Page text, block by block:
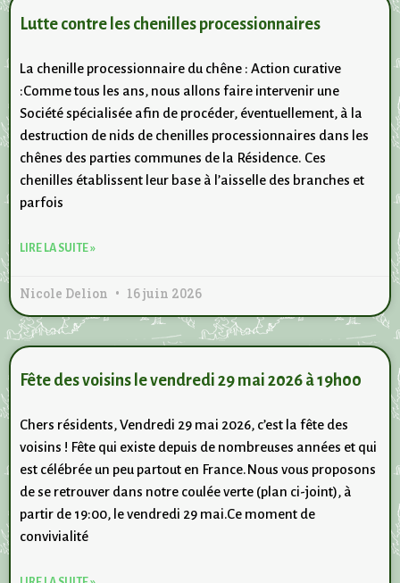
Lutte contre les chenilles processionnaires
La chenille processionnaire du chêne : Action curative
:Comme tous les ans, nous allons faire intervenir une
Société spécialisée afin de procéder, éventuellement, à la
destruction de nids de chenilles processionnaires dans les
chênes des parties communes de la Résidence. Ces
chenilles établissent leur base à l’aisselle des branches et
parfois
LIRE LA SUITE »
Nicole Delion 16 juin 2026
Fête des voisins le vendredi 29 mai 2026 à 19h00
Chers résidents, Vendredi 29 mai 2026, c’est la fête des
voisins ! Fête qui existe depuis de nombreuses années et qui
est célébrée un peu partout en France.Nous vous proposons
de se retrouver dans notre coulée verte (plan ci-joint), à
partir de 19:00, le vendredi 29 mai.Ce moment de
convivialité